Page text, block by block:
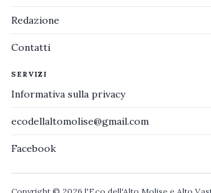
Redazione
Contatti
SERVIZI
Informativa sulla privacy
ecodellaltomolise@gmail.com
Facebook